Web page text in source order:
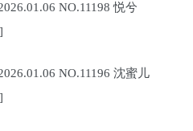
NO.11198 悦兮
NO.11196 沈蜜儿